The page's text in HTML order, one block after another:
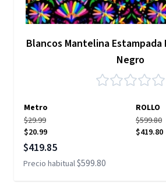
Blancos Mantelina Estampada
Negro
Metro
ROLLO
$29.99
$20.99
$599.80
$419.80
Precio especial
$419.85
Precio habitual$599.80